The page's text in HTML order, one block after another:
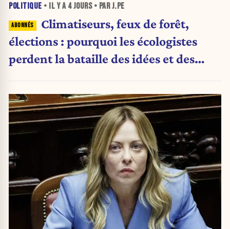
POLITIQUE • IL Y A 4 JOURS• PAR J.PE
Climatiseurs, feux de forêt,
élections : pourquoi les écologistes
perdent la bataille des idées et des